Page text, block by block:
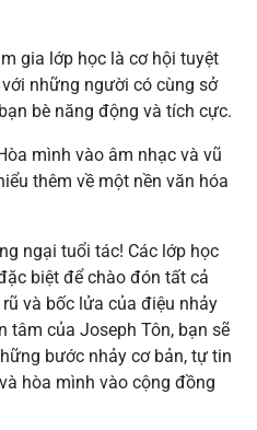
gia lớp học là cơ hội tuyệt
những người có cùng sở
bè năng động và tích cực.
mình vào âm nhạc và vũ
thêm về một nền văn hóa
ngại tuổi tác! Các lớp học
biệt để chào đón tất cả
và bốc lửa của điệu nhảy
tâm của Joseph Tôn, bạn sẽ
bước nhảy cơ bản, tự tin
hòa mình vào cộng đồng